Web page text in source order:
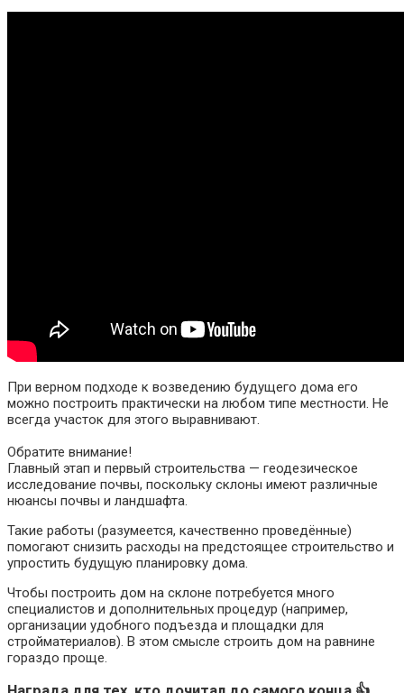
При верном подходе к возведению будущего дома его
можно построить практически на любом типе местности. Не
всегда участок для этого выравнивают.
Обратите внимание!
Главный этап и первый строительства — геодезическое
исследование почвы, поскольку склоны имеют различные
нюансы почвы и ландшафта.
Такие работы (разумеется, качественно проведённые)
помогают снизить расходы на предстоящее строительство и
упростить будущую планировку дома.
Чтобы построить дом на склоне потребуется много
специалистов и дополнительных процедур (например,
организации удобного подъезда и площадки для
стройматериалов). В этом смысле строить дом на равнине
гораздо проще.